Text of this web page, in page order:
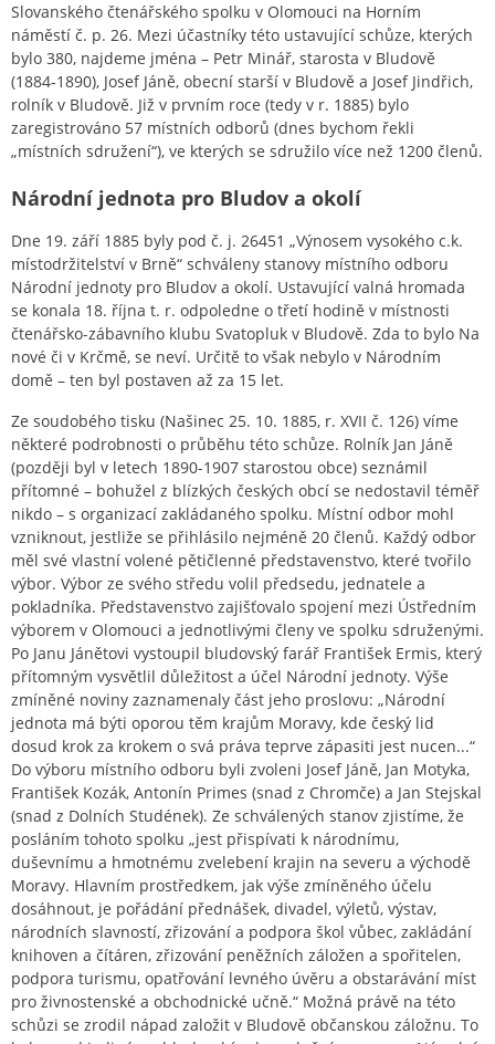
Slovanského čtenářského spolku v Olomouci na Horním
náměstí č. p. 26. Mezi účastníky této ustavující schůze, kterých
bylo 380, najdeme jména – Petr Minář, starosta v Bludově
(1884-1890), Josef Jáně, obecní starší v Bludově a Josef Jindřich,
rolník v Bludově. Již v prvním roce (tedy v r. 1885) bylo
zaregistrováno 57 místních odborů (dnes bychom řekli
„místních sdružení“), ve kterých se sdružilo více než 1200 členů.
Národní jednota pro Bludov a okolí
Dne 19. září 1885 byly pod č. j. 26451 „Výnosem vysokého c.k.
místodržitelství v Brně“ schváleny stanovy místního odboru
Národní jednoty pro Bludov a okolí. Ustavující valná hromada
se konala 18. října t. r. odpoledne o třetí hodině v místnosti
čtenářsko-zábavního klubu Svatopluk v Bludově. Zda to bylo Na
nové či v Krčmě, se neví. Určitě to však nebylo v Národním
domě – ten byl postaven až za 15 let.
Ze soudobého tisku (Našinec 25. 10. 1885, r. XVII č. 126) víme
některé podrobnosti o průběhu této schůze. Rolník Jan Jáně
(později byl v letech 1890-1907 starostou obce) seznámil
přítomné – bohužel z blízkých českých obcí se nedostavil téměř
nikdo – s organizací zakládaného spolku. Místní odbor mohl
vzniknout, jestliže se přihlásilo nejméně 20 členů. Každý odbor
měl své vlastní volené pětičlenné představenstvo, které tvořilo
výbor. Výbor ze svého středu volil předsedu, jednatele a
pokladníka. Představenstvo zajišťovalo spojení mezi Ústředním
výborem v Olomouci a jednotlivými členy ve spolku sdruženými.
Po Janu Jánětovi vystoupil bludovský farář František Ermis, který
přítomným vysvětlil důležitost a účel Národní jednoty. Výše
zmíněné noviny zaznamenaly část jeho proslovu: „Národní
jednota má býti oporou těm krajům Moravy, kde český lid
dosud krok za krokem o svá práva teprve zápasiti jest nucen...“
Do výboru místního odboru byli zvoleni Josef Jáně, Jan Motyka,
František Kozák, Antonín Primes (snad z Chromče) a Jan Stejskal
(snad z Dolních Studének). Ze schválených stanov zjistíme, že
posláním tohoto spolku „jest přispívati k národnímu,
duševnímu a hmotnému zvelebení krajin na severu a východě
Moravy. Hlavním prostředkem, jak výše zmíněného účelu
dosáhnout, je pořádání přednášek, divadel, výletů, výstav,
národních slavností, zřizování a podpora škol vůbec, zakládání
knihoven a čítáren, zřizování peněžních záložen a spořitelen,
podpora turismu, opatřování levného úvěru a obstarávání míst
pro živnostenské a obchodnické učně.“ Možná právě na této
schůzi se zrodil nápad založit v Bludově občanskou záložnu. To